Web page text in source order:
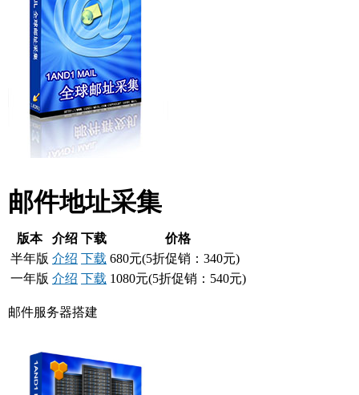
邮件地址采集
版本 介绍 下载
价格
半年版 介绍 下载 680元(5折促销：340元)
一年版 介绍 下载 1080元(5折促销：540元)
邮件服务器搭建